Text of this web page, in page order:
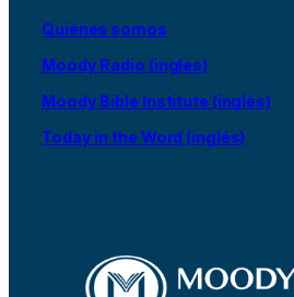
Quiénes somos
Moody Radio (inglés)
Moody Bible Institute (inglés)
Today in the Word (inglés)